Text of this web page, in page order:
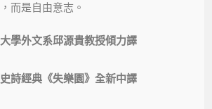
而是自由意志。
學外文系邱源貴教授傾力譯
詩經典《失樂園》全新中譯